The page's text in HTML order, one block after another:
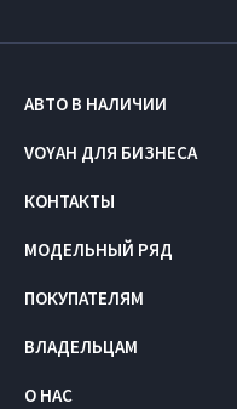
АВТО В НАЛИЧИИ
VOYAH ДЛЯ БИЗНЕСА
КОНТАКТЫ
МОДЕЛЬНЫЙ РЯД
ПОКУПАТЕЛЯМ
ВЛАДЕЛЬЦАМ
О НАС